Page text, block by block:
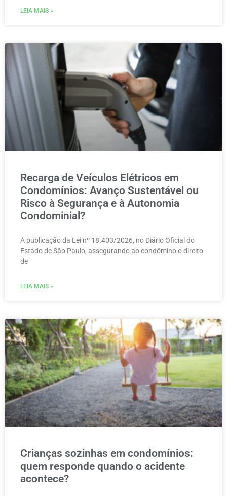
LEIA MAIS »
Recarga de Veículos Elétricos em
Condomínios: Avanço Sustentável ou
Risco à Segurança e à Autonomia
Condominial?
A publicação da Lei nº 18.403/2026, no Diário Oficial do
Estado de São Paulo, assegurando ao condômino o direito
de
LEIA MAIS »
Crianças sozinhas em condomínios:
quem responde quando o acidente
acontece?